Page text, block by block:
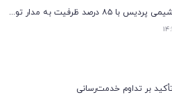
فازهای ۱ و ۲ پتروشیمی پردیس با ۸۵ درصد ظرفیت به مدار تولید بازگشتند
بر تداوم خدمت‌رسانی